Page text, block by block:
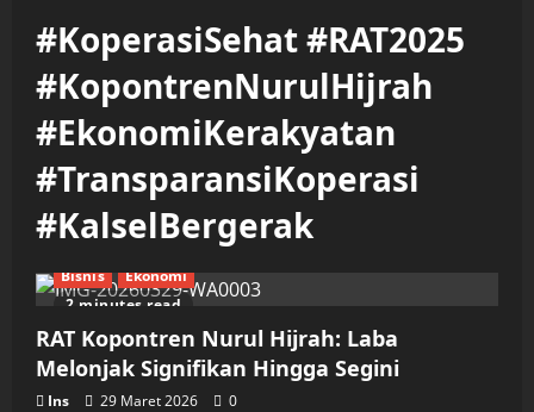
#KoperasiSehat #RAT2025
#KopontrenNurulHijrah
#EkonomiKerakyatan
#TransparansiKoperasi
#KalselBergerak
2 minutes read
Bisnis Ekonomi
RAT Kopontren Nurul Hijrah: Laba
Melonjak Signifikan Hingga Segini
Ins 29 Maret 2026 0